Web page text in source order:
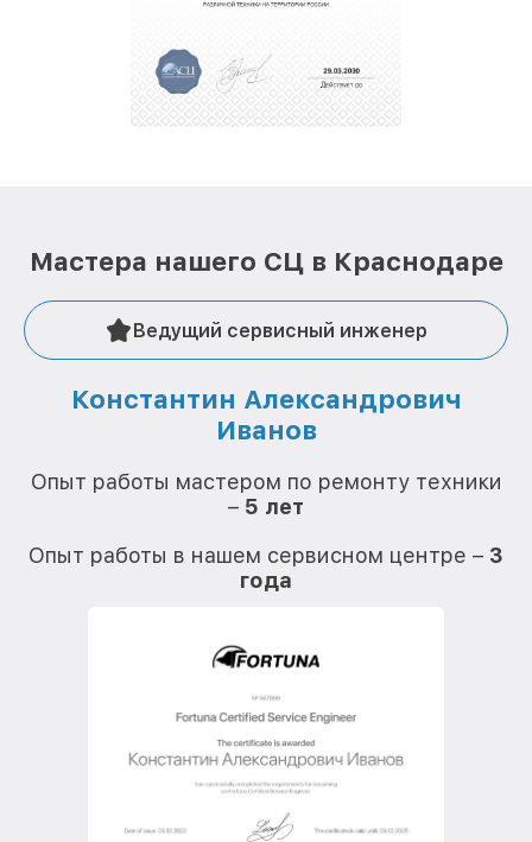
полной сохранности и бесплатно.
положительные отзывы и обрели отличную
репутацию. Мы постоянно совершенствуемся и
Мастера нашего СЦ в Краснодаре
Ведущий сервисный инженер
Константин Александрович
Иванов
Опыт работы мастером по ремонту техники
– 5 лет
Опыт работы в нашем сервисном центре – 3
года